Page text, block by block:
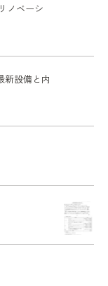
ノベーシ
新設備と内